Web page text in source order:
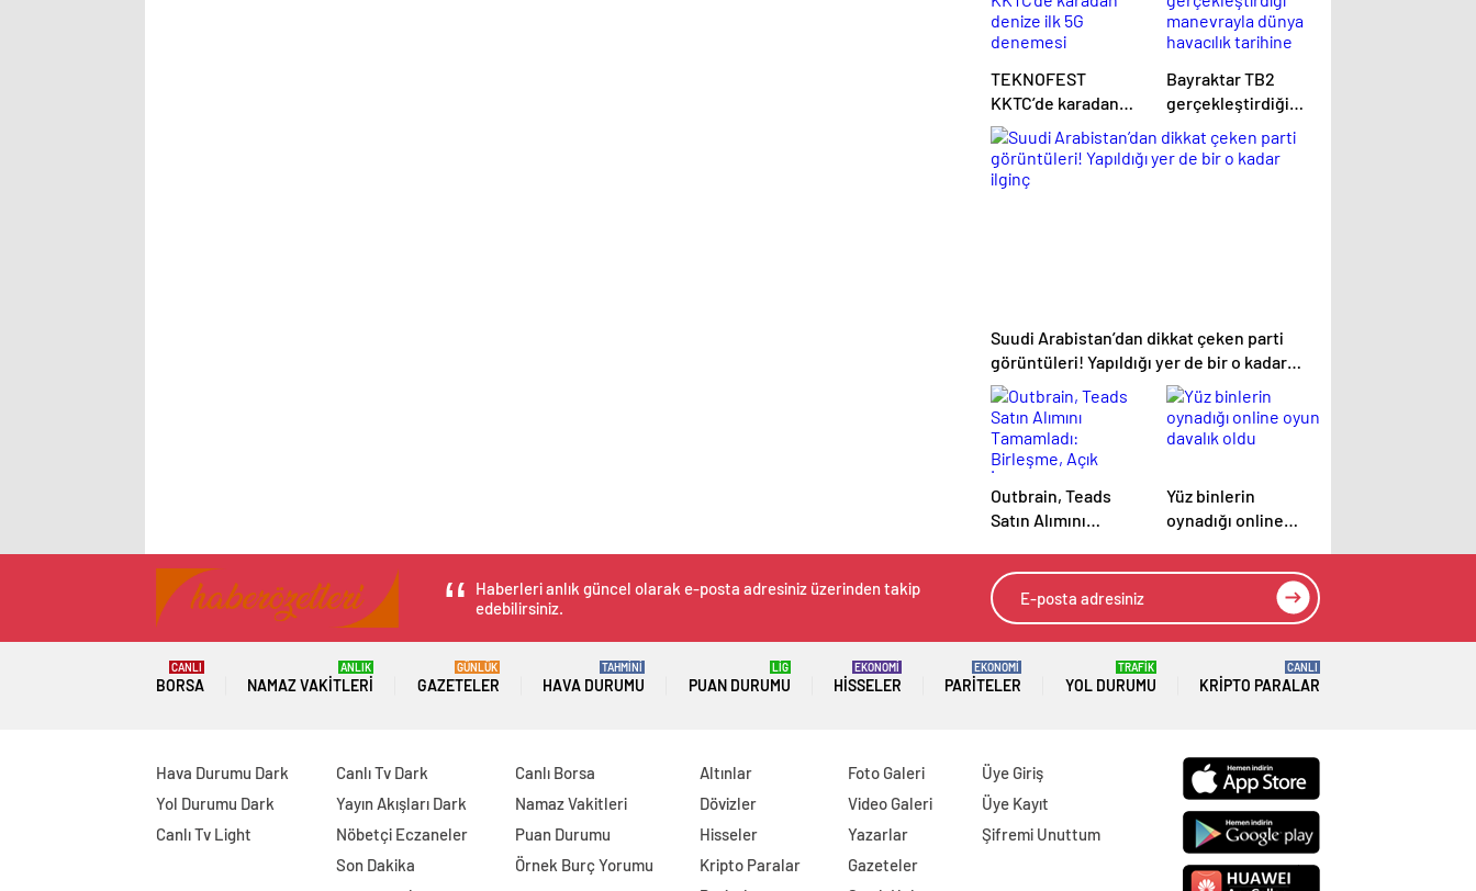
TEKNOFEST
KKTC’de karadan
denize ilk 5G
denemesi
Bayraktar TB2
gerçekleştirdiği
manevrayla dünya
havacılık tarihine
Suudi Arabistan’dan dikkat çeken parti
görüntüleri! Yapıldığı yer de bir o kadar
ilginç
Outbrain, Teads
Satın Alımını
Birleşme, Açık
İnternet için Tüm
Kanallarda Sonuç
Odaklı Bir Platform
Oluşturuyor
Yüz binlerin
oynadığı online
Haberleri anlık güncel olarak e-posta adresiniz üzerinden takip
edebilirsiniz.
BORSA
CANLI
NAMAZ VAKITLERI
ANLIK
GAZETELER
GÜNLÜK
HAVA DURUMU
TAHMİNİ
PUAN DURUMU
LİG
HISSELER
EKONOMİ
PARITELER
EKONOMİ
YOL DURUMU
TRAFİK
KRIPTO PARALAR
CANLI
Hava Durumu Dark
Yol Durumu Dark
Canlı Tv Light
Canlı Tv Dark
Yayın Akışları Dark
Nöbetçi Eczaneler
Son Dakika
Canlı Borsa
Namaz Vakitleri
Puan Durumu
Örnek Burç Yorumu
Altınlar
Dövizler
Hisseler
Kripto Paralar
Foto Galeri
Video Galeri
Yazarlar
Gazeteler
Üye Giriş
Üye Kayıt
Şifremi Unuttum